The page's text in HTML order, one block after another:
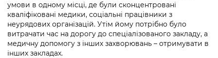
умови в одному місці, де були сконцентровані
кваліфіковані медики, соціальні працівники з
неурядових організацій. Утім йому потрібно було
витрачати час на дорогу до спеціалізованого закладу, а
медичну допомогу з інших захворювань – отримувати в
інших закладах.